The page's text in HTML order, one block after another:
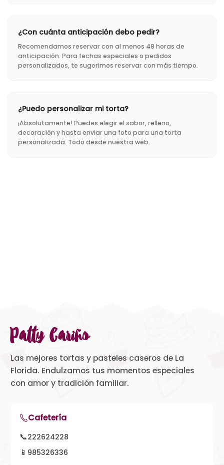
¿Con cuánta anticipación debo pedir?
Recomendamos reservar con al menos 48 horas de
anticipación. Para fechas especiales o pedidos
personalizados, te sugerimos reservar con más tiempo.
¿Puedo personalizar mi torta?
¡Absolutamente! Puedes elegir el sabor, relleno,
decoración y hasta enviar una foto para una torta
personalizada. Todo desde nuestra web.
Patty Cariño
Las mejores tortas y pasteles caseros de La
Florida. Endulzamos tus momentos especiales
con amor y tradición familiar.
Cafetería
📞222624228
📱 985326336